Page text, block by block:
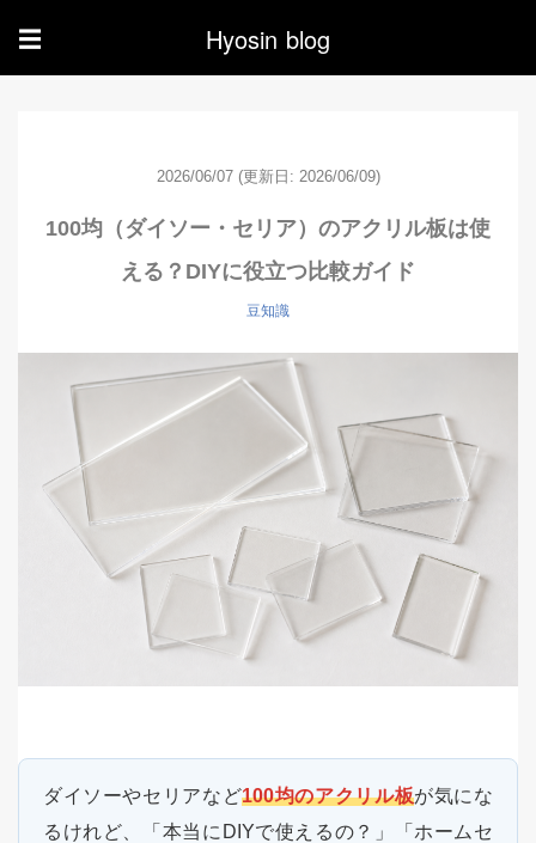
☰ Hyosin blog
2026/06/07 (更新日: 2026/06/09)
100均（ダイソー・セリア）のアクリル板は使
える？DIYに役立つ比較ガイド
豆知識
ダイソーやセリアなど100均のアクリル板が気にな
るけれど、「本当にDIYで使えるの？」「ホームセ